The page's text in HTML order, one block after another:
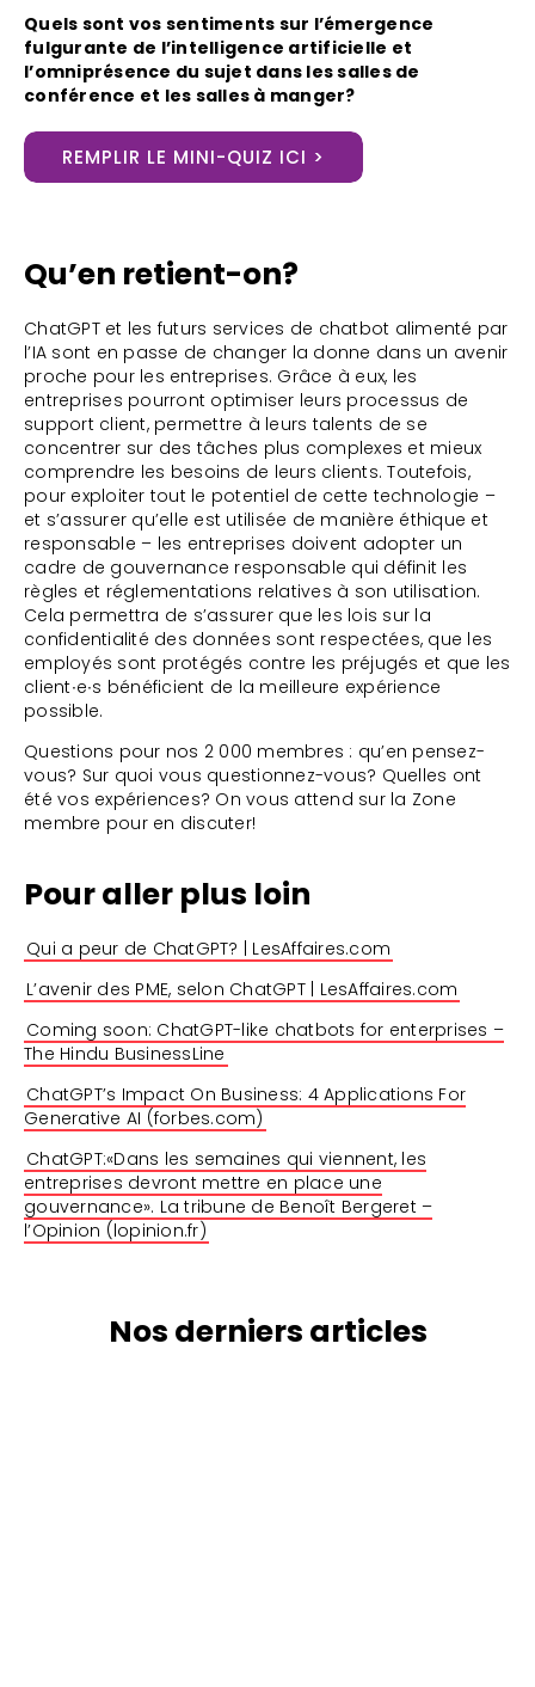
Quels sont vos sentiments sur l’émergence
fulgurante de l’intelligence artificielle et
l’omniprésence du sujet dans les salles de
conférence et les salles à manger?
REMPLIR LE MINI-QUIZ ICI >
Qu’en retient-on?
ChatGPT et les futurs services de chatbot alimenté par
l’IA sont en passe de changer la donne dans un avenir
proche pour les entreprises. Grâce à eux, les
entreprises pourront optimiser leurs processus de
support client, permettre à leurs talents de se
concentrer sur des tâches plus complexes et mieux
comprendre les besoins de leurs clients. Toutefois,
pour exploiter tout le potentiel de cette technologie –
et s’assurer qu’elle est utilisée de manière éthique et
responsable – les entreprises doivent adopter un
cadre de gouvernance responsable qui définit les
règles et réglementations relatives à son utilisation.
Cela permettra de s’assurer que les lois sur la
confidentialité des données sont respectées, que les
employés sont protégés contre les préjugés et que les
client∙e∙s bénéficient de la meilleure expérience
possible.
Questions pour nos 2 000 membres : qu’en pensez-
vous? Sur quoi vous questionnez-vous? Quelles ont
été vos expériences? On vous attend sur la Zone
membre pour en discuter!
Pour aller plus loin
Qui a peur de ChatGPT? | LesAffaires.com
L’avenir des PME, selon ChatGPT | LesAffaires.com
Coming soon: ChatGPT-like chatbots for enterprises –
The Hindu BusinessLine
ChatGPT’s Impact On Business: 4 Applications For
Generative AI (forbes.com)
ChatGPT:«Dans les semaines qui viennent, les
entreprises devront mettre en place une
gouvernance». La tribune de Benoît Bergeret –
l’Opinion (lopinion.fr)
Nos derniers articles